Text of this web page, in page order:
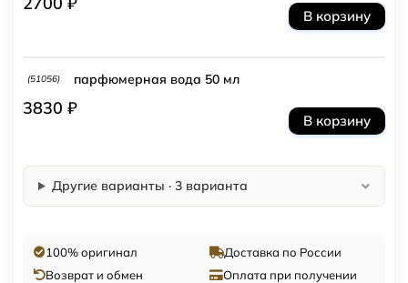
В корзину
(51056) парфюмерная вода 50 мл
3830 ₽
В корзину
Другие варианты · 3 варианта
100% оригинал
Доставка по России
Возврат и обмен
Оплата при получении